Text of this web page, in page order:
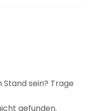
sein? Trage
gefunden.